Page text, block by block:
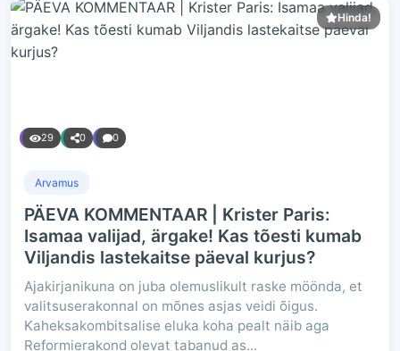
Hinda!
29 0 0
Arvamus
PÄEVA KOMMENTAAR | Krister Paris:
Isamaa valijad, ärgake! Kas tõesti kumab
Viljandis lastekaitse päeval kurjus?
Ajakirjanikuna on juba olemuslikult raske möönda, et
valitsuserakonnal on mõnes asjas veidi õigus.
Kaheksakombitsalise eluka koha pealt näib aga
Reformierakond olevat tabanud as...